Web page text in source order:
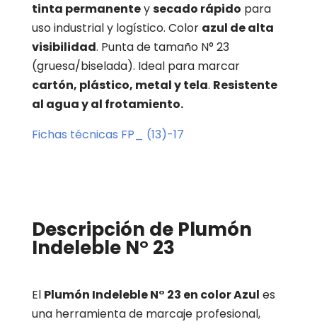
tinta permanenteysecado rápido para
uso industrial y logístico. Color azul de alta
visibilidad. Punta de tamaño N° 23
(gruesa/biselada). Ideal para marcar
cartón, plástico, metal y tela. Resistente
al agua y al frotamiento.
Fichas técnicas FP_ (13)-17
Descripción de Plumón
Indeleble N° 23
El Plumón Indeleble N° 23 en color Azul es
una herramienta de marcaje profesional,